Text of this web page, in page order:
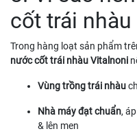
cốt trái
Trong hàng loạt sản phẩm
nước cốt trái nhàu Vitalnoni
Vùng trồng trái nhàu
Nhà máy đạt chuẩn,
& lên men